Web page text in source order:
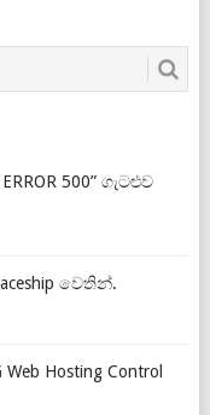
500” ගැටළුව
වෙතින්.
Hosting Control